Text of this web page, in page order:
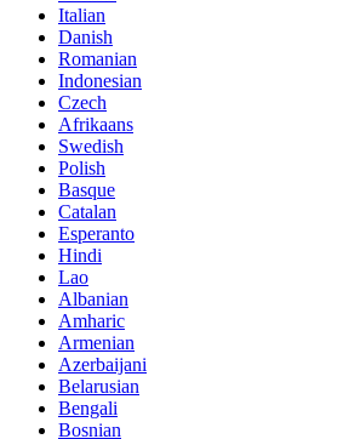
Italian
Danish
Romanian
Indonesian
Czech
Afrikaans
Swedish
Polish
Basque
Catalan
Esperanto
Hindi
Lao
Albanian
Amharic
Armenian
Azerbaijani
Belarusian
Bengali
Bosnian